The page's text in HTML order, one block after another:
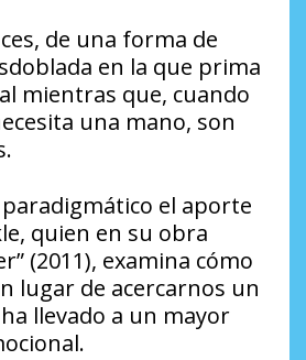
de una forma de
en la que prima
mientras que, cuando
una mano, son
el aporte
quien en su obra
(2011), examina cómo
lugar de acercarnos un
llevado a un mayor